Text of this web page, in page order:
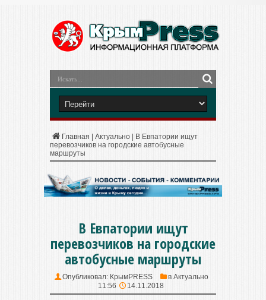
Главная Актуально
В Евпатории ищут
перевозчиков на городские автобусные
маршруты
В Евпатории ищут
перевозчиков на городские
автобусные маршруты
Опубликовал: КрымPRESS в Актуально
11:56
14.11.2018